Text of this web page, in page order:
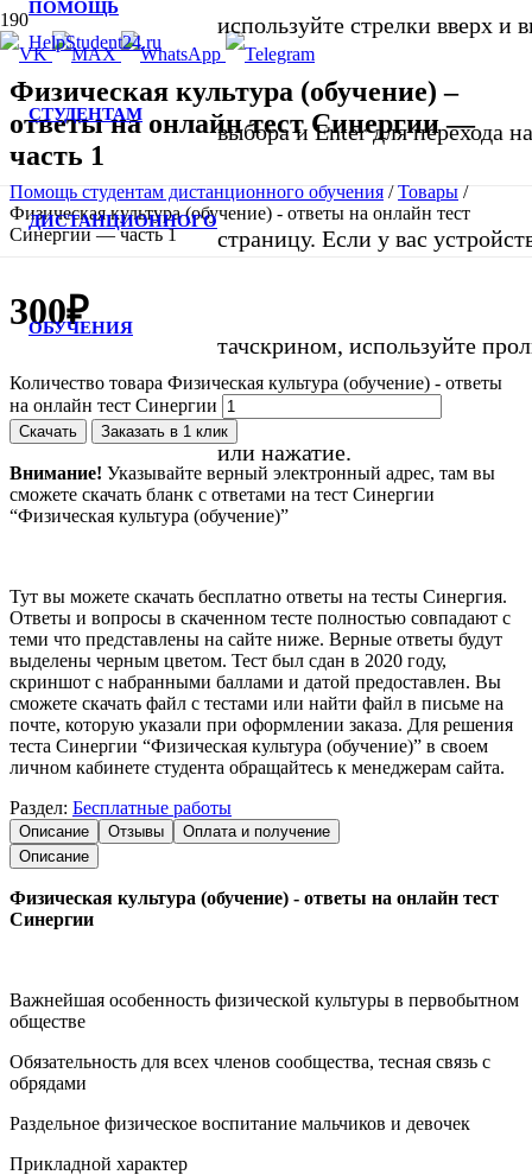
ПОМОЩЬ
СТУДЕНТАМ
ДИСТАНЦИОННОГО
ОБУЧЕНИЯ
используйте стрелки вверх и
выбора и Enter для перехода
страницу. Если у вас
тачскрином, используйте
или нажатие.
Физическая культура (обучение) –
ответы на онлайн тест Синергии —
часть 1
Помощь студентам дистанционного обучения /Товары /
Физическая культура (обучение) - ответы на онлайн тест
Синергии — часть 1
300₽
Количество товара Физическая культура (обучение) - ответы
на онлайн тест Синергии
Скачать Заказать в 1 клик
Внимание! Указывайте верный электронный адрес, там вы
сможете скачать бланк с ответами на тест Синергии
“Физическая культура (обучение)”
Тут вы можете скачать бесплатно ответы на тесты Синергия.
Ответы и вопросы в скаченном тесте полностью совпадают с
теми что представлены на сайте ниже. Верные ответы будут
выделены черным цветом. Тест был сдан в 2020 году,
скриншот с набранными баллами и датой предоставлен. Вы
сможете скачать файл с тестами или найти файл в письме на
почте, которую указали при оформлении заказа. Для решения
теста Синергии “Физическая культура (обучение)” в своем
личном кабинете студента обращайтесь к менеджерам сайта.
Раздел: Бесплатные работы
Описание Отзывы
Оплата и получение
Описание
Физическая культура (обучение) - ответы на онлайн тест
Синергии
Важнейшая особенность физической культуры в первобытном
обществе
Обязательность для всех членов сообщества, тесная связь с
обрядами
Раздельное физическое воспитание мальчиков и девочек
Прикладной характер